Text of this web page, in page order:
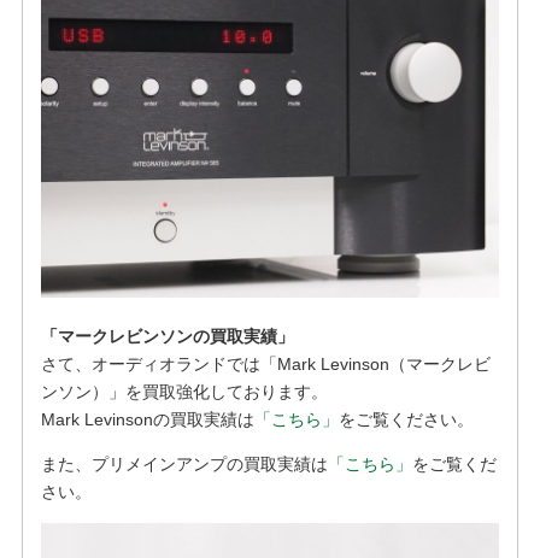
「マークレビンソンの買取実績」
さて、オーディオランドでは「Mark Levinson（マークレビ
ンソン）」を買取強化しております。
Mark Levinsonの買取実績は 「こちら」 をご覧ください。
また、プリメインアンプの買取実績は 「こちら」 をご覧くだ
さい。